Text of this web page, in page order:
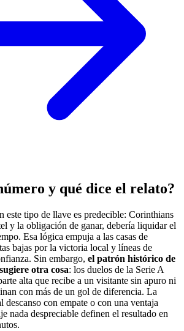
y qué dice el relato?
este tipo de llave es predecible: Corinthians
y la obligación de ganar, debería liquidar el
Esa lógica empuja a las casas de
bajas por la victoria local y líneas de
Sin embargo, el patrón histórico de
otra cosa: los duelos de la Serie A
alta que recibe a un visitante sin apuro ni
con más de un gol de diferencia. La
descanso con empate o con una ventaja
nada despreciable definen el resultado en